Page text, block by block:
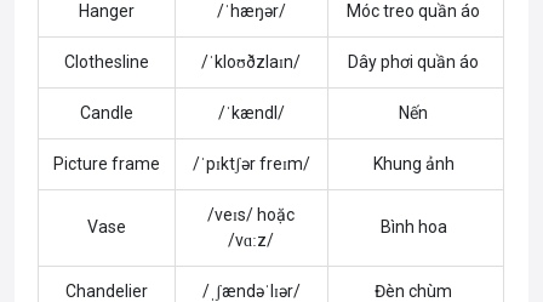
Hanger /ˈhæŋər/ Móc treo quần áo
Clothesline /ˈkloʊðzlaɪn/ Dây phơi quần áo
Candle /ˈkændl/ Nến
Picture frame /ˈpɪktʃər freɪm/ Khung ảnh
Vase
/veɪs/ hoặc
/vɑːz/
Bình hoa
Chandelier /ˌʃændəˈlɪər/ Đèn chùm